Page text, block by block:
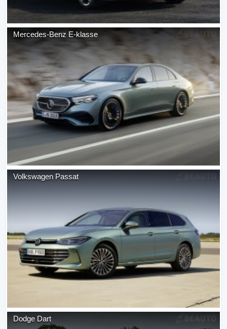
Mercedes-Benz E-klasse
Volkswagen Passat
Dodge Dart